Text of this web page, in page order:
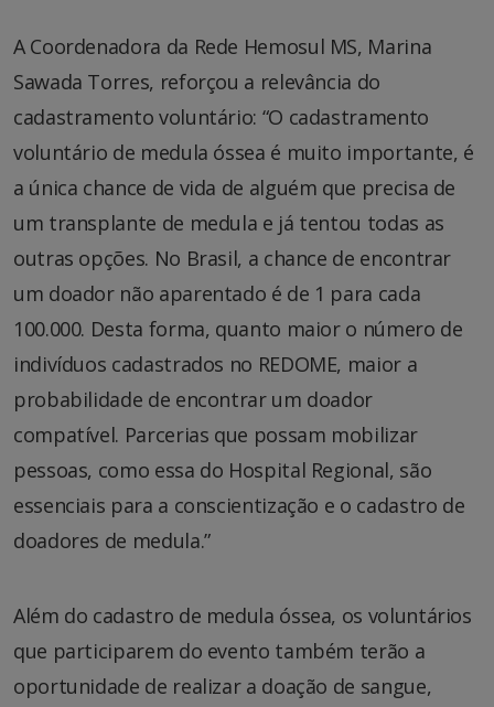
A Coordenadora da Rede Hemosul MS, Marina
Sawada Torres, reforçou a relevância do
cadastramento voluntário: “O cadastramento
voluntário de medula óssea é muito importante, é
a única chance de vida de alguém que precisa de
um transplante de medula e já tentou todas as
outras opções. No Brasil, a chance de encontrar
um doador não aparentado é de 1 para cada
100.000. Desta forma, quanto maior o número de
indivíduos cadastrados no REDOME, maior a
probabilidade de encontrar um doador
compatível. Parcerias que possam mobilizar
pessoas, como essa do Hospital Regional, são
essenciais para a conscientização e o cadastro de
doadores de medula.”
Além do cadastro de medula óssea, os voluntários
que participarem do evento também terão a
oportunidade de realizar a doação de sangue,